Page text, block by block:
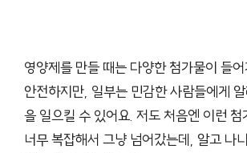
영양제를 만들 때는 다양한 첨가물이 들
안전하지만, 일부는 민감한 사람들에게
을 일으킬 수 있어요. 저도 처음엔 이런 첨
너무 복잡해서 그냥 넘어갔는데, 알고 나